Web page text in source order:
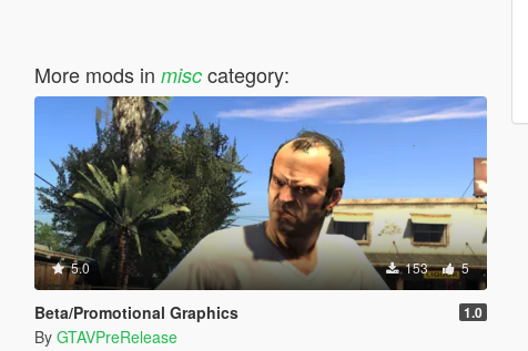
More mods in misccategory:
5.0 153 5
Beta/Promotional Graphics 1.0
By GTAVPreRelease